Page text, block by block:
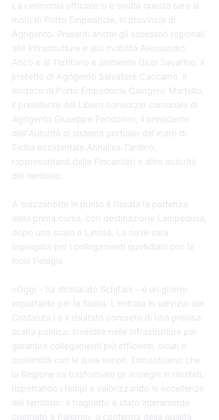
La cerimonia ufficiale si è svolta questa sera al
molo di Porto Empedocle, in provincia di
Agrigento. Presenti anche gli assessori regionali
alle Infrastrutture e alla mobilità Alessandro
Aricò e al Territorio e ambiente Giusi Savarino, il
prefetto di Agrigento Salvatore Caccamo, il
sindaco di Porto Empedocle Calogero Martello,
il presidente del Libero consorzio comunale di
Agrigento Giuseppe Pendolino, il presidente
dell'Autorità di sistema portuale del mare di
Sicilia occidentale Annalisa Tardino,
rappresentanti della Fincantieri e altre autorità
del territorio.
A mezzanotte in punto è fissata la partenza
della prima corsa, con destinazione Lampedusa,
dopo uno scalo a Linosa. La nave sarà
impiegata per i collegamenti quotidiani con le
isole Pelagie.
«Oggi – ha dichiarato Schifani – è un giorno
importante per la Sicilia. L’entrata in servizio del
Costanza I è il risultato concreto di una precisa
scelta politica: investire nelle infrastrutture per
garantire collegamenti più efficienti, sicuri e
sostenibili con le isole minori. Dimostriamo che
la Regione sa trasformare gli impegni in risultati,
rispettando i tempi e valorizzando le eccellenze
del territorio. Il traghetto è stato interamente
costruito a Palermo, a conferma della qualità